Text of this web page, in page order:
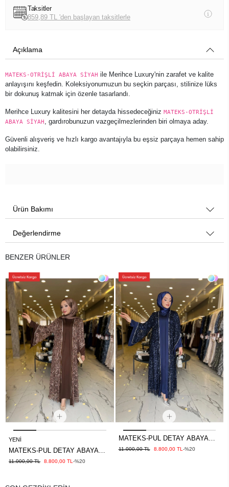
Taksitler
859,89 TL 'den başlayan taksitlerle
Açıklama
MATEKS-OTRİŞLİ ABAYA SİYAH ile Merihce Luxury'nin zarafet ve kalite
anlayışını keşfedin. Koleksiyonumuzun bu seçkin parçası, stilinize lüks
bir dokunuş katmak için özenle tasarlandı.
Merihce Luxury kalitesini her detayda hissedeceğiniz MATEKS-OTRİŞLİ
ABAYA SİYAH, gardırobunuzun vazgeçilmezlerinden biri olmaya aday.
Güvenli alışveriş ve hızlı kargo avantajıyla bu eşsiz parçaya hemen sahip
olabilirsiniz.
Ürün Bakımı
Değerlendirme
BENZER ÜRÜNLER
YENI
MATEKS-PUL DETAY ABAYA
ELBİSE BRONZ
11.000,00 TL 8.800,00 TL-%20
MATEKS-PUL DETAY ABAYA
ELBİSE LACİVERT
11.000,00 TL 8.800,00 TL-%20